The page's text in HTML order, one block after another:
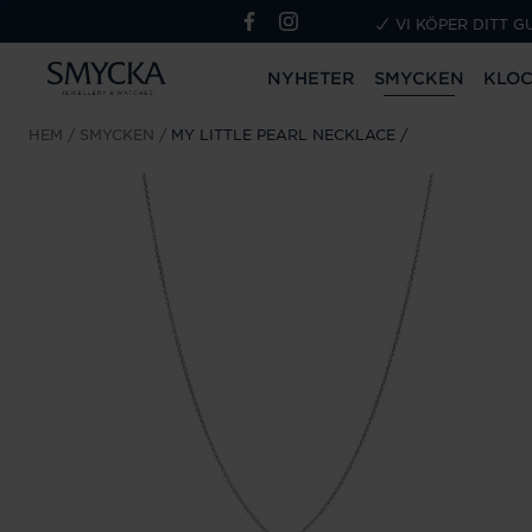
VI KÖPER DITT
NYHETER SMYCKEN
HEM SMYCKEN MY LITTLE PEARL NECKLACE